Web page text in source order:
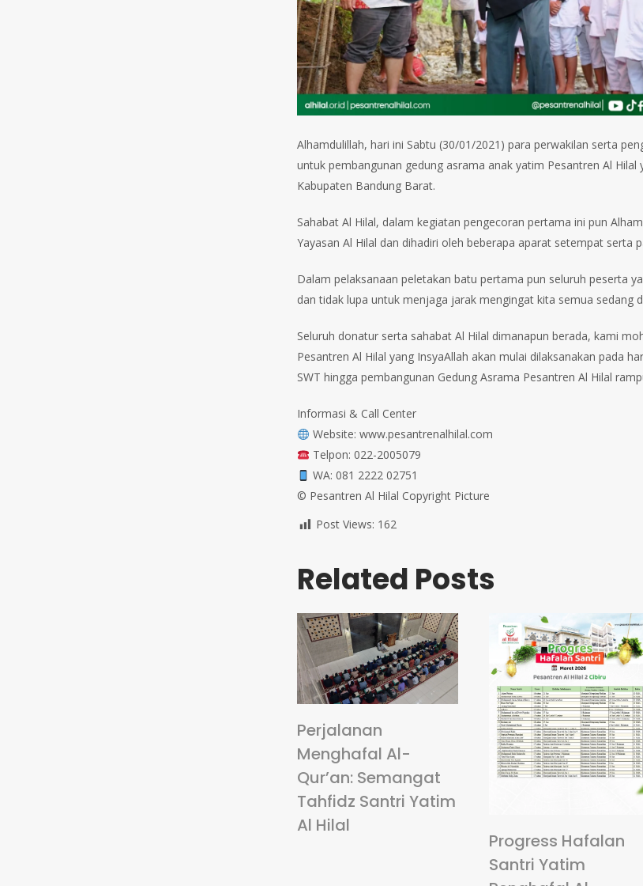
Alhamdulillah, hari ini Sabtu (30/01/2021) para perwakilan serta
untuk pembangunan gedung asrama anak yatim Pesantren Al
Kabupaten Bandung Barat.
Sahabat Al Hilal, dalam kegiatan pengecoran pertama ini pun
Yayasan Al Hilal dan dihadiri oleh beberapa aparat setempat serta
Dalam pelaksanaan peletakan batu pertama pun seluruh peserta
dan tidak lupa untuk menjaga jarak mengingat kita semua sedang
Seluruh donatur serta sahabat Al Hilal dimanapun berada, kami
Pesantren Al Hilal yang InsyaAllah akan mulai dilaksanakan pada
SWT hingga pembangunan Gedung Asrama Pesantren Al Hilal
⁣⁣Informasi & Call Center⁣⁣⁣⁣⁣⁣⁣⁣⁣⁣⁣⁣⁣⁣⁣⁣⁣⁣⁣⁣⁣⁣⁣⁣⁣⁣⁣⁣⁣⁣⁣⁣⁣⁣⁣⁣⁣⁣⁣⁣⁣⁣⁣⁣⁣⁣⁣⁣⁣⁣⁣⁣⁣⁣⁣⁣⁣⁣⁣⁣⁣⁣⁣⁣⁣⁣⁣⁣⁣⁣⁣⁣⁣⁣⁣⁣⁣⁣⁣⁣⁣⁣⁣⁣⁣⁣⁣⁣⁣
Website: www.pesantrenalhilal.com⁣⁣⁣⁣⁣⁣⁣⁣⁣⁣⁣⁣⁣⁣⁣⁣⁣⁣⁣⁣⁣⁣⁣⁣⁣⁣⁣⁣
Telpon: 022-2005079⁣⁣⁣⁣⁣⁣⁣⁣⁣⁣⁣⁣⁣⁣⁣⁣⁣⁣⁣⁣⁣⁣⁣⁣⁣⁣⁣⁣⁣⁣⁣⁣⁣⁣⁣⁣⁣⁣⁣⁣⁣⁣⁣⁣⁣⁣⁣⁣⁣⁣⁣⁣⁣⁣⁣⁣⁣⁣⁣⁣⁣⁣⁣⁣⁣⁣⁣⁣⁣⁣⁣⁣⁣⁣⁣⁣⁣⁣⁣⁣⁣⁣⁣⁣⁣⁣⁣⁣⁣
WA: 081 2222 02751⁣⁣⁣⁣⁣⁣⁣⁣⁣⁣⁣⁣⁣⁣⁣⁣⁣⁣⁣⁣⁣⁣⁣⁣⁣⁣⁣⁣⁣⁣⁣⁣⁣⁣⁣⁣⁣⁣⁣⁣⁣⁣⁣⁣⁣⁣⁣⁣⁣⁣⁣⁣⁣⁣⁣⁣⁣⁣⁣⁣⁣⁣⁣⁣⁣⁣⁣⁣⁣⁣⁣⁣
©️ Pesantren Al Hilal Copyright Picture⁣⁣⁣⁣⁣
Post Views: 162
Related Posts
Perjalanan
Menghafal Al-
Qur’an: Semangat
Tahfidz Santri Yatim
Al Hilal
Progress Hafalan
Santri Yatim